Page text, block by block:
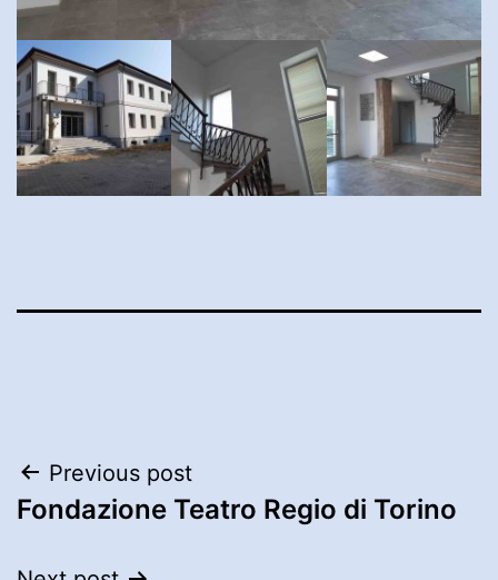
Post
navigation
Previous post
Fondazione Teatro Regio di Torino